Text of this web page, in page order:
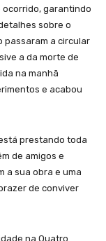
ocorrido, garantindo
sobre o
passaram a circular
a da morte de
na manhã
e acabou
prestando toda
de amigos e
a sua obra e uma
de conviver
na Quatro